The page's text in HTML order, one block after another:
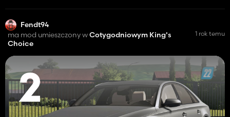
Fendt94
ma mod umieszczony wCotygodniowym King's
Choice
1 rok temu
2